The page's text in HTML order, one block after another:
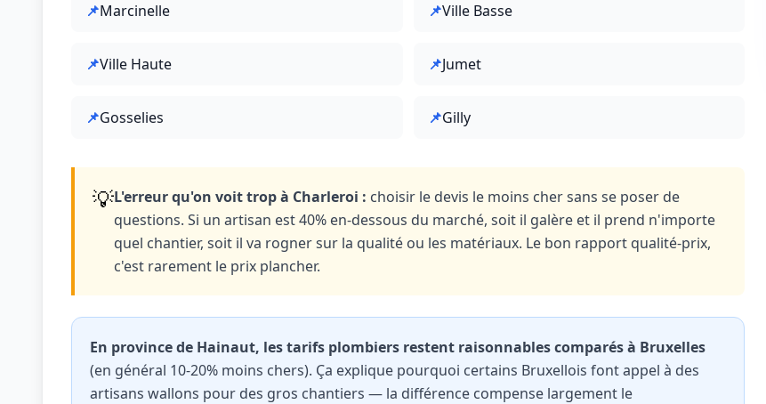
📌Marcinelle 📌Ville Basse
📌Ville Haute 📌Jumet
📌Gosselies 📌Gilly
💡L'erreur qu'on voit trop à Charleroi : choisir le devis le moins cher sans se poser de
questions. Si un artisan est 40% en-dessous du marché, soit il galère et il prend n'importe
quel chantier, soit il va rogner sur la qualité ou les matériaux. Le bon rapport qualité-prix,
c'est rarement le prix plancher.
En province de Hainaut, les tarifs plombiers restent raisonnables comparés à Bruxelles
(en général 10-20% moins chers). Ça explique pourquoi certains Bruxellois font appel à des
artisans wallons pour des gros chantiers — la différence compense largement le